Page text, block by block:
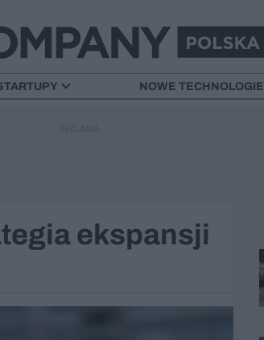
NOWE TECHNOLOGIE
ekspansji